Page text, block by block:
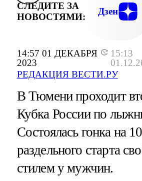
14:57 01 ДЕКАБРЯ
2023
15:13
РЕДАКЦИЯ ВЕСТИ.РУ
СЛЕДИТЕ ЗА
НОВОСТЯМИ:
Дзен
В Тюмени проходит
Кубка России по
Состоялась гонка на
раздельного старта
стилем у мужчин.